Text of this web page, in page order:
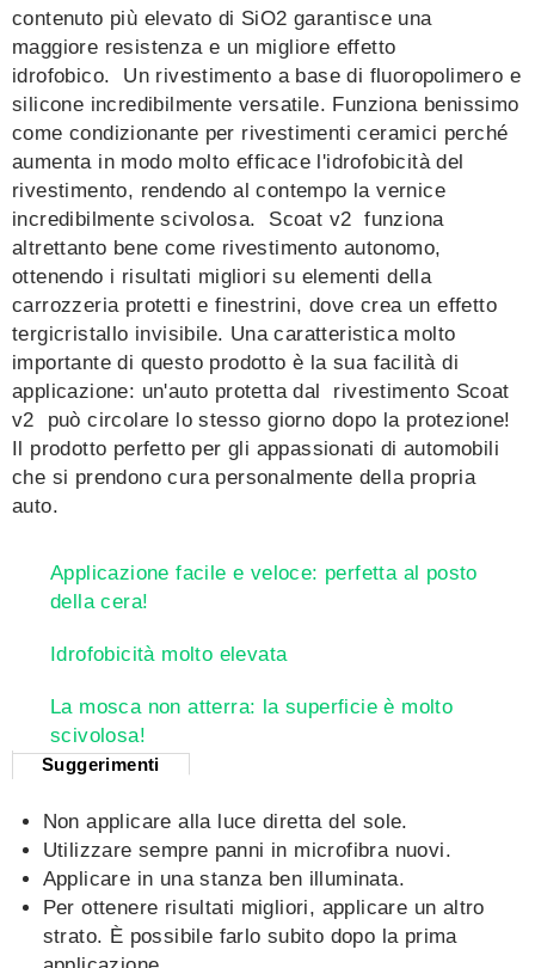
contenuto più elevato di SiO2 garantisce una
maggiore resistenza e un migliore effetto
idrofobico.
Un rivestimento a base di fluoropolimero e
silicone incredibilmente versatile. Funziona benissimo
come condizionante per rivestimenti ceramici perché
aumenta in modo molto efficace l'idrofobicità del
rivestimento, rendendo al contempo la vernice
incredibilmente scivolosa. Scoat v2 funziona
altrettanto bene come rivestimento autonomo,
ottenendo i risultati migliori su elementi della
carrozzeria protetti e finestrini, dove crea un effetto
tergicristallo invisibile. Una caratteristica molto
importante di questo prodotto è la sua facilità di
applicazione: un'auto protetta dal rivestimento Scoat
v2
può circolare lo stesso giorno dopo la protezione!
Il prodotto perfetto per gli appassionati di automobili
che si prendono cura personalmente della propria
auto.
Applicazione facile e veloce: perfetta al posto
della cera!
Idrofobicità molto elevata
La mosca non atterra: la superficie è molto
scivolosa!
Suggerimenti
Non applicare alla luce diretta del sole.
Utilizzare sempre panni in microfibra nuovi.
Applicare in una stanza ben illuminata.
Per ottenere risultati migliori, applicare un altro
strato. È possibile farlo subito dopo la prima